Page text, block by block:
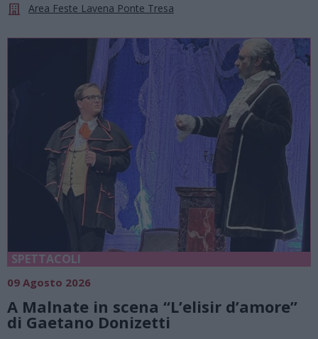
Area Feste Lavena Ponte Tresa
SPETTACOLI
09 Agosto 2026
A Malnate in scena “L’elisir d’amore”
di Gaetano Donizetti